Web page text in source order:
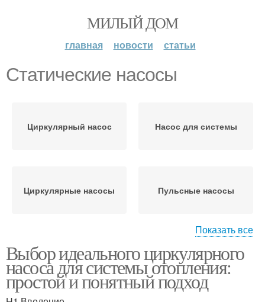
МИЛЫЙ ДОМ
главная новости статьи
Статические насосы
Циркулярный насос Насос для системы
Циркулярные насосы Пульсные насосы
Насос с учетом
Показать все
Выбор идеального циркулярного
насоса для системы отопления:
простой и понятный подход